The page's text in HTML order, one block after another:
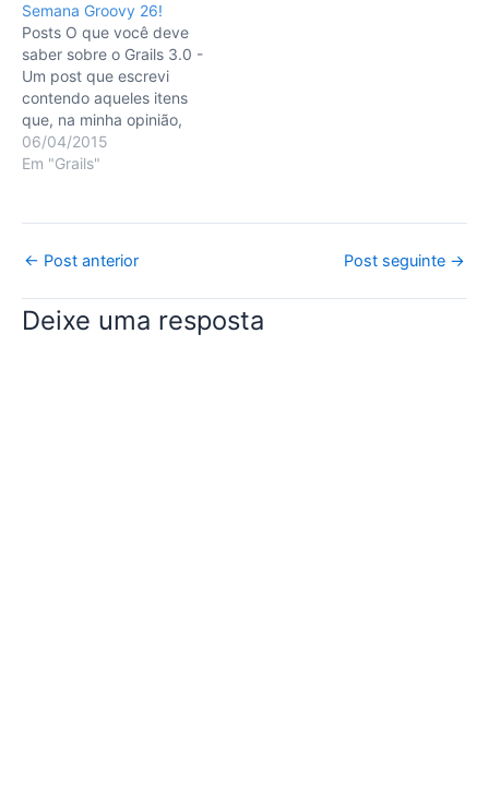
importante: ainda em beta
- http://beta.groovy-
lang.org/docs/groovy-
2.3.4-
SNAPSHOT/html/docume
ntation/ E por falar na
nova documentação, que
tal ajudar a escrevê-la?…
Semana Groovy 26!
Posts O que você deve
saber sobre o Grails 3.0 -
Um post que escrevi
contendo aqueles itens
que, na minha opinião,
todos deveriam saber
sobre a nova versão do
https://devkico.itexto.com
.br/?p=2146 Graeme
Rocher falando sobre o
futuro do Grails após o
lançamento da versão 3.0
06/04/2015
Em "Grails"
Post
← Post anterior Post seguinte →
Deixe uma resposta